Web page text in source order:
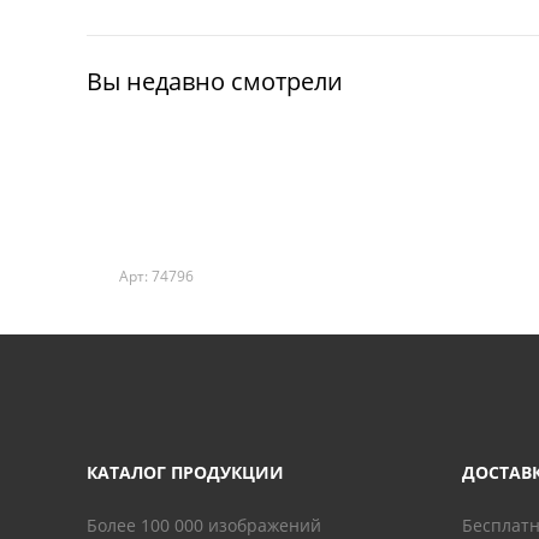
Вы недавно смотрели
Арт: 74796
КАТАЛОГ ПРОДУКЦИИ
Более 100 000 изображений